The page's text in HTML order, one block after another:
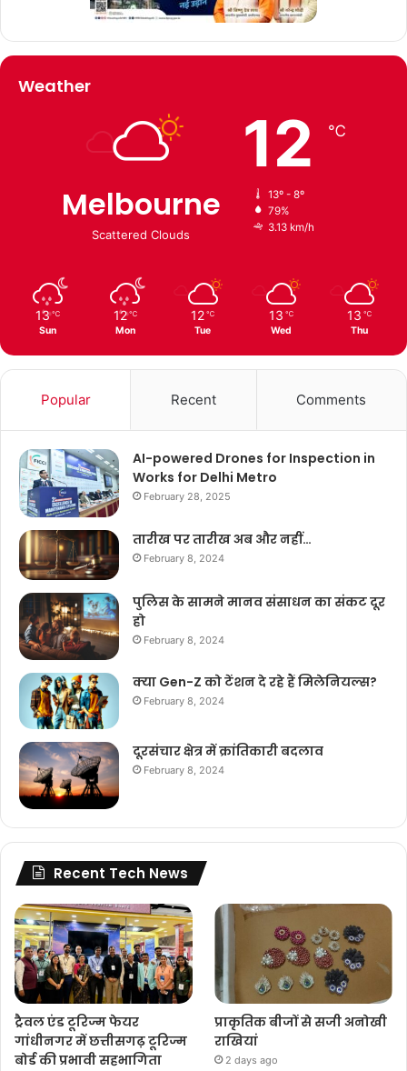
Weather
Melbourne
Scattered Clouds
12 ℃
13º - 8º
79%
3.13 km/h
13 ℃
Sun
12 ℃
Mon
12 ℃
Tue
13 ℃
Wed
13 ℃
Thu
Popular Recent Comments
AI-powered Drones for Inspection in
Works for Delhi Metro
February 28, 2025
तारीख पर तारीख अब और नहीं…
February 8, 2024
पुलिस के सामने मानव संसाधन का संकट दूर
हो
February 8, 2024
क्या Gen-Z को टेंशन दे रहे हैं मिलेनियल्स?
February 8, 2024
दूरसंचार क्षेत्र में क्रांतिकारी बदलाव
February 8, 2024
Recent Tech News
ट्रैवल एंड टूरिज्म फेयर
गांधीनगर में छत्तीसगढ़ टूरिज्म
बोर्ड की प्रभावी सहभागिता
प्राकृतिक बीजों से सजी अनोखी
राखियां
2 days ago